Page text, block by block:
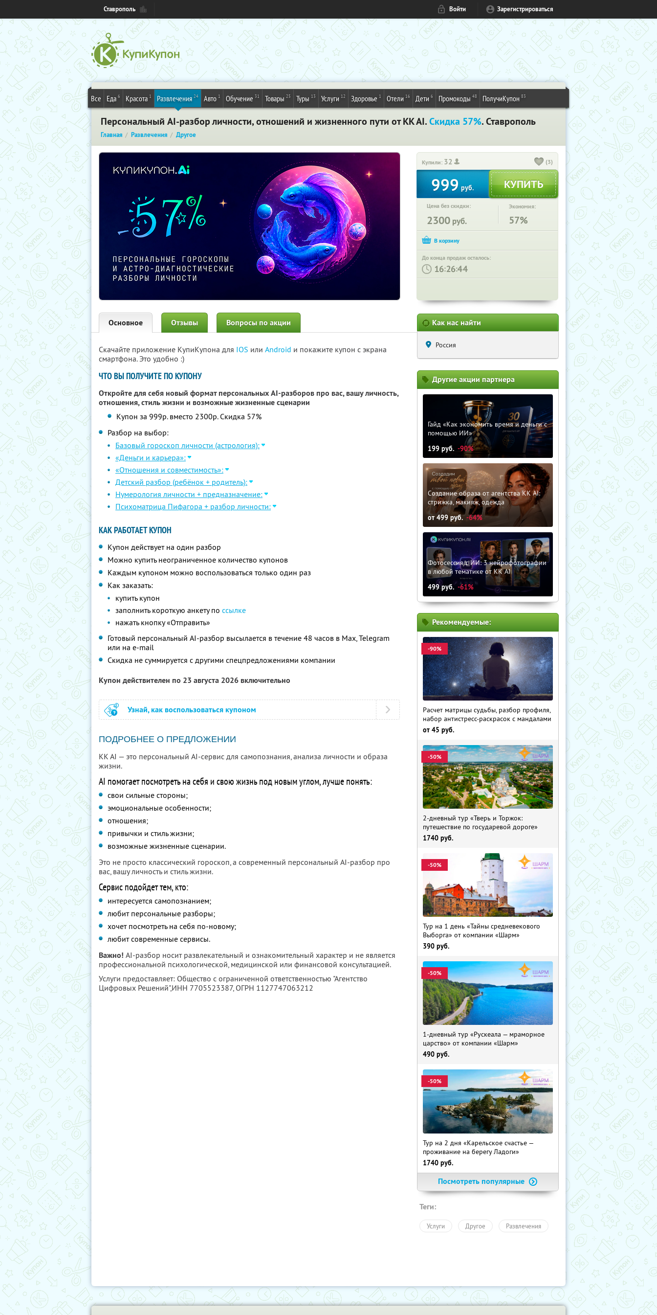
Ставрополь Войти Зарегистрироваться
Все Еда 6 Красота 1 Развлечения 24 Авто 1 Обучение 31 Товары 25 Туры 13 Услуги 12 Здоровье 1 Отели 16 Дети 6 Промокоды 48 ПолучиКупон 83
Персональный AI-разбор личности, отношений и жизненного пути от KK AI.Скидка 57%. Ставрополь
Главная Развлечения Другое
Купили: 32 (3)
999 руб.
Цена без скидки:
2300 руб.
Экономия:
57%
До конца продаж осталось:
: :
Основное Отзывы Вопросы по акции
Скачайте приложение КупиКупона для IOS или Android и покажите купон с экрана
смартфона. Это удобно :)
ЧТО ВЫ ПОЛУЧИТЕ ПО КУПОНУ
Откройте для себя новый формат персональных AI-разборов про вас, вашу личность,
отношения, стиль жизни и возможные жизненные сценарии
Купон за 999р. вместо 2300р. Скидка 57%
Разбор на выбор:
Базовый гороскоп личности (астрология):
«Деньги и карьера»:
«Отношения и совместимость»:
Детский разбор (ребёнок + родитель):
Нумерология личности + предназначение:
Психоматрица Пифагора + разбор личности:
КАК РАБОТАЕТ КУПОН
Купон действует на один разбор
Можно купить неограниченное количество купонов
Каждым купоном можно воспользоваться только один раз
Как заказать:
купить купон
заполнить короткую анкету по ссылке
нажать кнопку «Отправить»
Готовый персональный AI-разбор высылается в течение 48 часов в Max, Telegram
или на e-mail
Скидка не суммируется с другими спецпредложениями компании
Купон действителен по 23 августа 2026 включительно
Узнай, как воспользоваться купоном
ПОДРОБНЕЕ О ПРЕДЛОЖЕНИИ
KK AI — это персональный AI-сервис для самопознания, анализа личности и образа
жизни.
AI помогает посмотреть на себя и свою жизнь под новым углом, лучше понять:
свои сильные стороны;
эмоциональные особенности;
отношения;
привычки и стиль жизни;
возможные жизненные сценарии.
Это не просто классический гороскоп, а современный персональный AI-разбор про
вас, вашу личность и стиль жизни.
Сервис подойдет тем, кто:
интересуется самопознанием;
любит персональные разборы;
хочет посмотреть на себя по-новому;
любит современные сервисы.
Важно! AI-разбор носит развлекательный и ознакомительный характер и не является
профессиональной психологической, медицинской или финансовой консультацией.
Услуги предоставляет: Общество с ограниченной ответственностью "Агентство
Цифровых Решений",ИНН 7705523387, ОГРН 1127747063212
Как нас найти
Россия
Другие акции партнера
Гайд «Как экономить время и деньги с
помощью ИИ»
199 руб. -90%
Создание образа от агентства KK AI:
стрижка, макияж, одежда
от 499 руб. -64%
Фотосессия с ИИ: 3 нейрофотографии
в любой тематике от KK AI
499руб. -61%
Рекомендуемые:
-90%
Расчет матрицы судьбы, разбор профиля,
набор антистресс-раскрасок с мандалами
от 45 руб.
-50%
2-дневный тур «Тверь и Торжок:
путешествие по государевой дороге»
1740 руб.
-50%
Тур на 1 день «Тайны средневекового
Выборга» от компании «Шарм»
390 руб.
-50%
1-дневный тур «Рускеала — мраморное
царство» от компании «Шарм»
490 руб.
-50%
Тур на 2 дня «Карельское счастье —
проживание на берегу Ладоги»
1740 руб.
Посмотреть популярные
Теги:
Услуги Другое Развлечения